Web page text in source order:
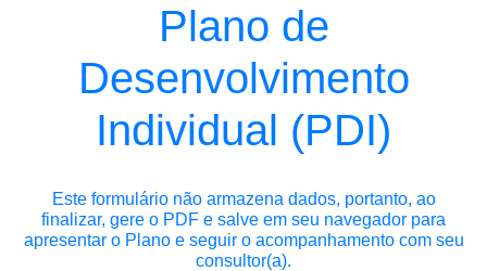
Plano de
Desenvolvimento
Individual (PDI)
Este formulário não armazena dados, portanto, ao
finalizar, gere o PDF e salve em seu navegador para
apresentar o Plano e seguir o acompanhamento com seu
consultor(a).